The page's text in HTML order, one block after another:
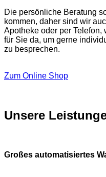
Die persönliche Beratung
kommen, daher sind wir
Apotheke oder per Telefon,
für Sie da, um gerne
zu besprechen.
Zum Online Shop
Unsere
Großes automatisiertes